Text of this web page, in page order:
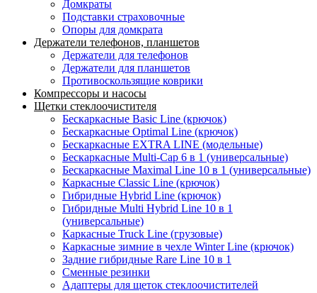
Домкраты
Подставки страховочные
Опоры для домкрата
Держатели телефонов, планшетов
Держатели для телефонов
Держатели для планшетов
Противоскользящие коврики
Компрессоры и насосы
Щетки стеклоочистителя
Бескаркасные Basic Line (крючок)
Бескаркасные Optimal Line (крючок)
Бескаркасные EXTRA LINE (модельные)
Бескаркасные Multi-Cap 6 в 1 (универсальные)
Бескаркасные Maximal Line 10 в 1 (универсальные)
Каркасные Classic Line (крючок)
Гибридные Hybrid Line (крючок)
Гибридные Multi Hybrid Line 10 в 1
(универсальные)
Каркасные Truck Line (грузовые)
Каркасные зимние в чехле Winter Line (крючок)
Задние гибридные Rare Line 10 в 1
Сменные резинки
Адаптеры для щеток стеклоочистителей